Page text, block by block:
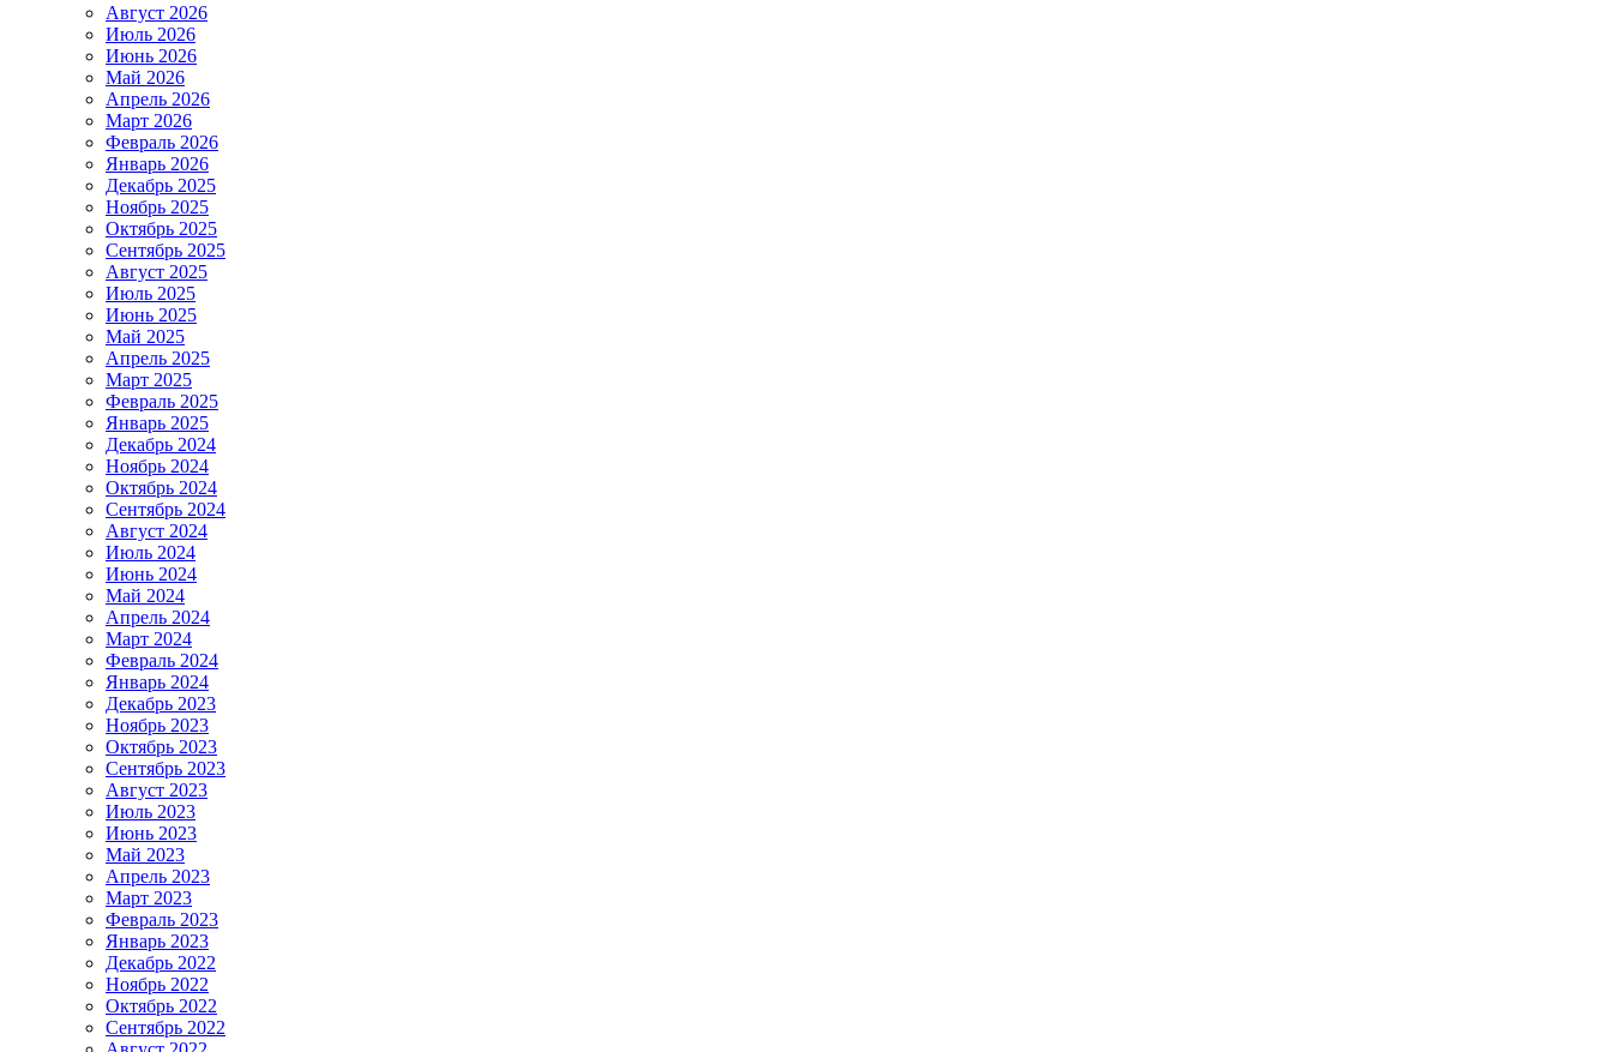
Август 2026
Июль 2026
Июнь 2026
Май 2026
Апрель 2026
Март 2026
Февраль 2026
Январь 2026
Декабрь 2025
Ноябрь 2025
Октябрь 2025
Сентябрь 2025
Август 2025
Июль 2025
Июнь 2025
Май 2025
Апрель 2025
Март 2025
Февраль 2025
Январь 2025
Декабрь 2024
Ноябрь 2024
Октябрь 2024
Сентябрь 2024
Август 2024
Июль 2024
Июнь 2024
Май 2024
Апрель 2024
Март 2024
Февраль 2024
Январь 2024
Декабрь 2023
Ноябрь 2023
Октябрь 2023
Сентябрь 2023
Август 2023
Июль 2023
Июнь 2023
Май 2023
Апрель 2023
Март 2023
Февраль 2023
Январь 2023
Декабрь 2022
Ноябрь 2022
Октябрь 2022
Сентябрь 2022